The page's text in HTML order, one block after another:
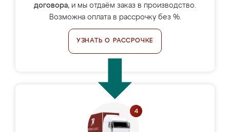
договора, и мы отдаём заказ в производство.
Возможна оплата в рассрочку без %.
УЗНАТЬ О РАССРОЧКЕ